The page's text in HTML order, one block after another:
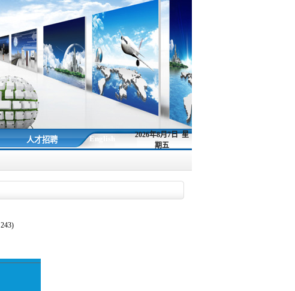
人才招聘 English
2026年8月7日 星
期五
243)